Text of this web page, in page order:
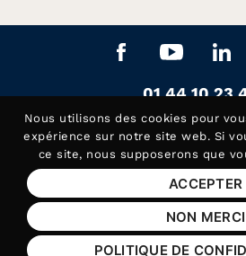
Aller sur leAller sur
Contactez-
01 44 10 23
Siège de la
Contactez-
01 44 10 81
Handicap Assistance, les
Mentions
Plan du site
Nous utilisons des cookies pour
expérience sur notre site web. Si
ce site, nous supposerons que
ACCEPTER
NON MERCI
POLITIQUE DE